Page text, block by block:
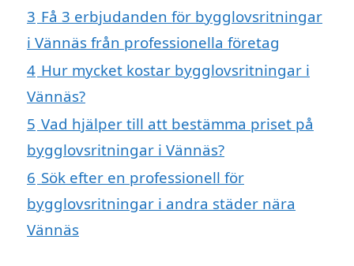
3 Få 3 erbjudanden för bygglovsritningar
i Vännäs från professionella företag
4 Hur mycket kostar bygglovsritningar i
Vännäs?
5 Vad hjälper till att bestämma priset på
bygglovsritningar i Vännäs?
6 Sök efter en professionell för
bygglovsritningar i andra städer nära
Vännäs